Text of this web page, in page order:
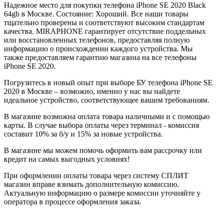
Надежное место для покупки телефона iPhone SE 2020 Black
64gb в Москве. Состояние: Хороший. Все наши товары
тщательно проверены и соответствуют высоким стандартам
качества. MIRAPHONE гарантирует отсутствие поддельных
или восстановленных телефонов, предоставляя полную
информацию о происхождении каждого устройства. Мы
также предоставляем гарантию магазина на все телефоны
iPhone SE 2020.
Погрузитесь в новый опыт при выборе БУ телефона iPhone SE
2020 в Москве – возможно, именно у нас вы найдете
идеальное устройство, соответствующее вашим требованиям.
В магазине возможна оплата товара наличными и с помощью
карты. В случае выбора оплаты через терминал - комиссия
составит 10% за б/у и 15% за новые устройства.
В магазине мы можем помочь оформить вам рассрочку или
кредит на самых выгодных условиях!
При оформлении оплаты товара через систему СПЛИТ
магазин вправе взимать дополнительную комиссию.
Актуальную информацию о размере комиссии уточняйте у
оператора в процессе оформления заказа.